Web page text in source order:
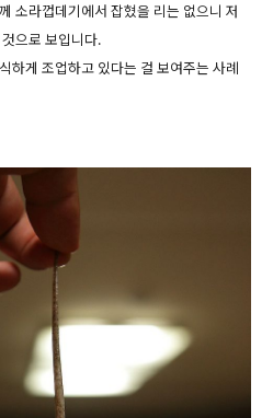
소라껍데기에서 잡혔을 리는 없으니 저
으로 보입니다.
하게 조업하고 있다는 걸 보여주는 사례